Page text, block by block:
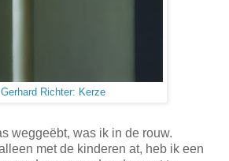
Gerhard Richter: Kerze
weggeëbt, was ik in de rouw.
met de kinderen at, heb ik een